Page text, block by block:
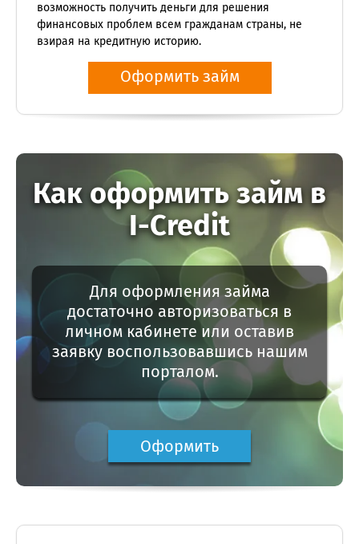
возможность получить деньги для решения
финансовых проблем всем гражданам страны, не
взирая на кредитную историю.
Оформить займ
Как оформить займ в
I-Credit
Для оформления займа
достаточно авторизоваться в
личном кабинете или оставив
заявку воспользовавшись нашим
порталом.
Оформить